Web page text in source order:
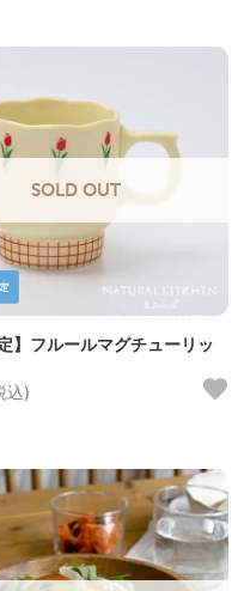
SOLD OUT
】フルールマグチューリッ
込)